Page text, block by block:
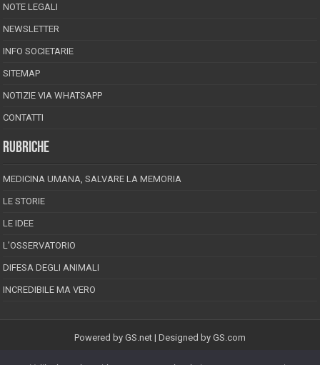
NOTE LEGALI
NEWSLETTER
INFO SOCIETARIE
SITEMAP
NOTIZIE VIA WHATSAPP
CONTATTI
RUBRICHE
MEDICINA UMANA, SALVARE LA MEMORIA
LE STORIE
LE IDEE
L’OSSERVATORIO
DIFESA DEGLI ANIMALI
INCREDIBILE MA VERO
Powered by GS.net | Designed by GS.com